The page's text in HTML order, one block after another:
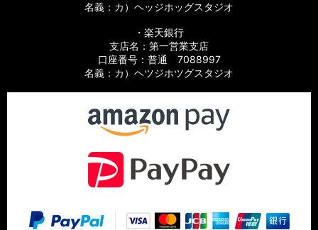
名義：カ）ヘッジホッグスタジオ
・楽天銀行
支店名：第一営業支店
口座番号：普通 7088997
名義：カ）ヘツジホツグスタジオ